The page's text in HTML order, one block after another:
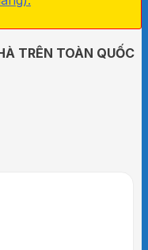
TRÊN TOÀN QUỐC